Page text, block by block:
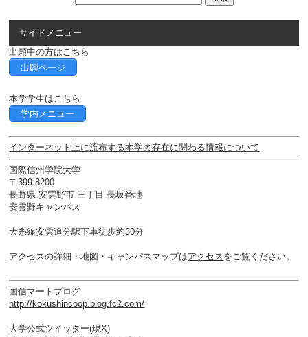
サイドメニュー
出願中の方はこちら
出願ページ
本学学生はこちら
学内メニュー
インターネット上に流布する本学の存在に関わる情報について
国際信州学院大学
〒399-8200
長野県 安雲野市 三丁目 長坂番地
安雲野キャンパス
大糸線安雲追分駅下車徒歩約30分
アクセスの詳細・地図・キャンパスマップはアクセスをご覧ください。
国信マートブログ
http://kokushincoop.blog.fc2.com/
大学公式ツイッター(現X)